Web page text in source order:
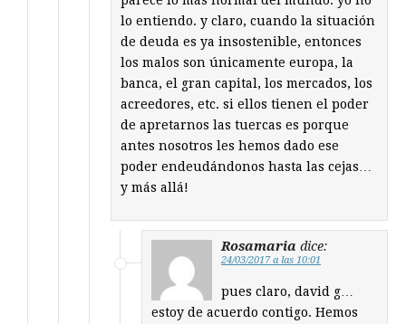
lo entiendo. y claro, cuando la situación
de deuda es ya insostenible, entonces
los malos son únicamente europa, la
banca, el gran capital, los mercados, los
acreedores, etc. si ellos tienen el poder
de apretarnos las tuercas es porque
antes nosotros les hemos dado ese
poder endeudándonos hasta las cejas…
y más allá!
Rosamaria dice:
24/03/2017 a las 10:01
pues claro, david g…
estoy de acuerdo contigo. Hemos